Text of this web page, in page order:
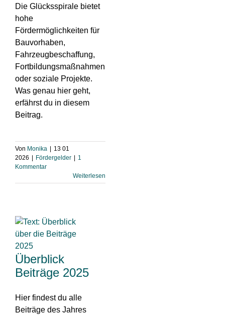
Die Glücksspirale bietet
hohe
Fördermöglichkeiten für
Bauvorhaben,
Fahrzeugbeschaffung,
Fortbildungsmaßnahmen
oder soziale Projekte.
Was genau hier geht,
erfährst du in diesem
Beitrag.
Von Monika
13 01
2026
Fördergelder
1
Kommentar
Weiterlesen
Überblick
Beiträge 2025
Hier findest du alle
Beiträge des Jahres